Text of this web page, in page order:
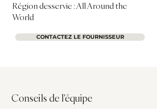
Région desservie : All Around the
World
CONTACTEZ LE FOURNISSEUR
Conseils de l'équipe